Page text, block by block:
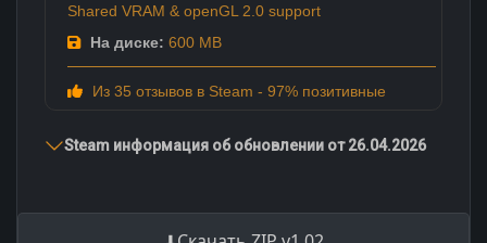
Shared VRAM & openGL 2.0 support
На диске: 600 MB
Из 35 отзывов в Steam - 97% позитивные
Steam информация об обновлении от 26.04.2026